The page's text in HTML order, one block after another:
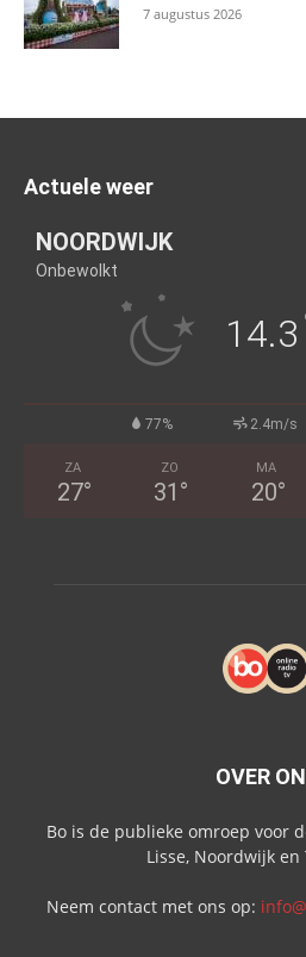
7 augustus 2026
Actuele weer
NOORDWIJK
Onbewolkt
14.3
77% 2.4m/s
ZA
27°
ZO
31 °
MA
20°
OVER
Bo is de publieke omroep voor
Lisse, Noordwijk en
Neem contact met ons op: